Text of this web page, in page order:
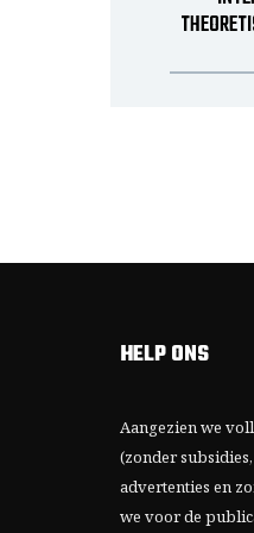
HELP ONS
Aangezien we
(zonder
advertenties en
we voor de